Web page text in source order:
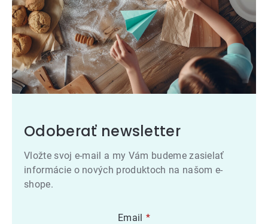
Odoberať newsletter
Vložte svoj e-mail a my Vám budeme zasielať
informácie o nových produktoch na našom e-
shope.
Email